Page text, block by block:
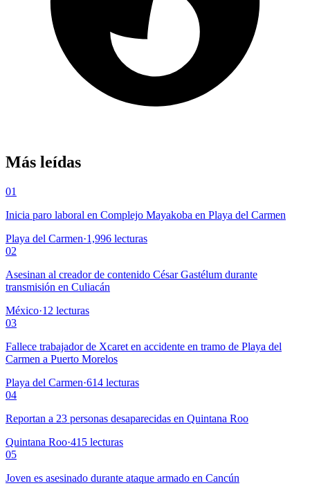
Más leídas
01
Inicia paro laboral en Complejo Mayakoba en Playa del Carmen
Playa del Carmen·1,996 lecturas
02
Asesinan al creador de contenido César Gastélum durante
transmisión en Culiacán
México·12 lecturas
03
Fallece trabajador de Xcaret en accidente en tramo de Playa del
Carmen a Puerto Morelos
Playa del Carmen·614 lecturas
04
Reportan a 23 personas desaparecidas en Quintana Roo
Quintana Roo·415 lecturas
05
Joven es asesinado durante ataque armado en Cancún